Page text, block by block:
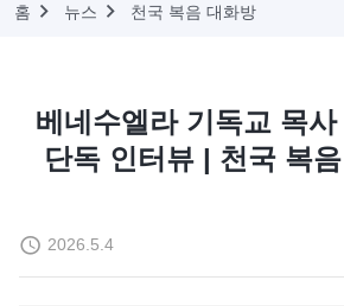
홈 뉴스 천국 복음 대화방
베네수엘라 기독교 목
단독 인터뷰 | 천국 복
2026.5.4